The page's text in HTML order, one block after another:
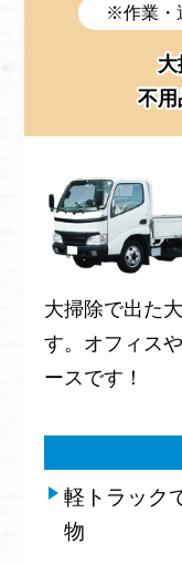
※作業・
大
不用
大掃除で出た
す。オフィス
ースです！
軽トラック
物